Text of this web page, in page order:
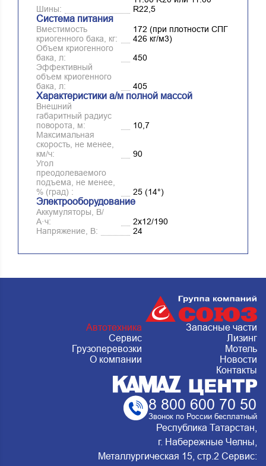
Шины:
R22,5
Система питания
Вместимость
криогенного бака, кг:
172 (при плотности СПГ
426 кг/м3)
Объем криогенного
бака, л:
450
Эффективный
объем криогенного
бака, л:
405
Характеристики а/м полной массой
Внешний
габаритный радиус
поворота, м:
10,7
Максимальная
скорость, не менее,
км/ч:
90
Угол
преодолеваемого
подъема, не менее,
% (град) :
25 (14°)
Электрооборудование
Аккумуляторы, В/
А·ч:
2х12/190
Напряжение, B:
24
Республика Татарстан, г. Набережные
челны, Металлургическая 15, стр.2
c 8.00 до 20.00, без перерыва и выходных
+7 (903) 061 66 66
Автотехника
Запасные части
Сервис
Лизинг
Грузоперевозки
Мотель
О компании
Новости
Контакты
8 800 600 70 50
Звонок по России бесплатный
Республика Татарстан,
г. Набережные Челны,
Металлургическая 15, стр.2 Сервис: